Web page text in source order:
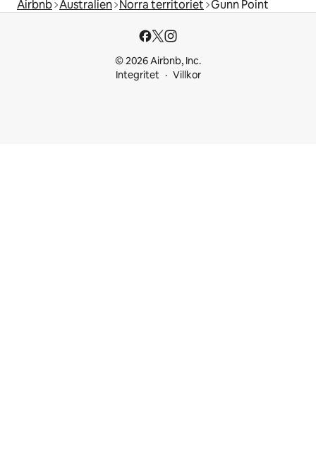
Airbnb Australien Norra territoriet Gunn Point
© 2026 Airbnb, Inc.
Integritet
Villkor